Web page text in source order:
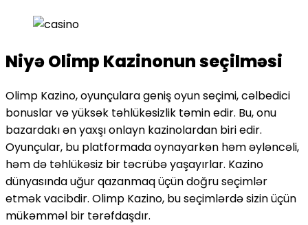
Niyə Olimp Kazinonun seçilməsi
Olimp Kazino, oyunçulara geniş oyun seçimi, cəlbedici
bonuslar və yüksək təhlükəsizlik təmin edir. Bu, onu
bazardakı ən yaxşı onlayn kazinolardan biri edir.
Oyunçular, bu platformada oynayarkən həm əyləncəli,
həm də təhlükəsiz bir təcrübə yaşayırlar. Kazino
dünyasında uğur qazanmaq üçün doğru seçimlər
etmək vacibdir. Olimp Kazino, bu seçimlərdə sizin üçün
mükəmməl bir tərəfdaşdır.